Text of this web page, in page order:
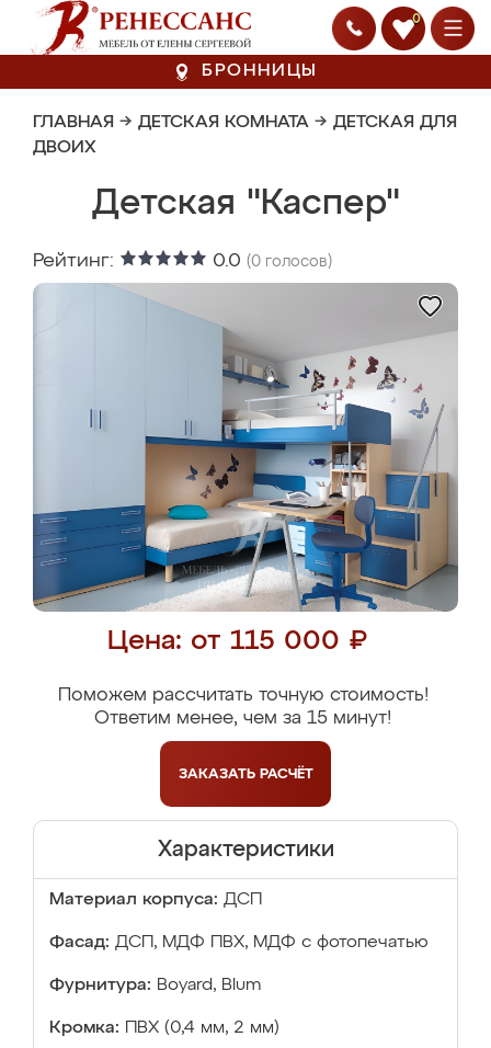
0
БРОННИЦЫ
ГЛАВНАЯ → ДЕТСКАЯ КОМНАТА → ДЕТСКАЯ ДЛЯ
ДВОИХ
Детская "Каспер"
Рейтинг: 0.0 (0 голосов)
Цена: от 115 000 ₽
Поможем рассчитать точную стоимость!
Ответим менее, чем за 15 минут!
ЗАКАЗАТЬ РАСЧЁТ
Характеристики
Материал корпуса: ДСП
Фасад: ДСП, МДФ ПВХ, МДФ с фотопечатью
Фурнитура: Boyard, Blum
Кромка: ПВХ (0,4 мм, 2 мм)